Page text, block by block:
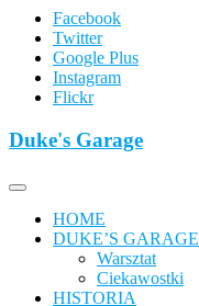
Facebook
Twitter
Google Plus
Instagram
Flickr
Duke's Garage
HOME
DUKE’S GARAGE
Warsztat
Ciekawostki
HISTORIA